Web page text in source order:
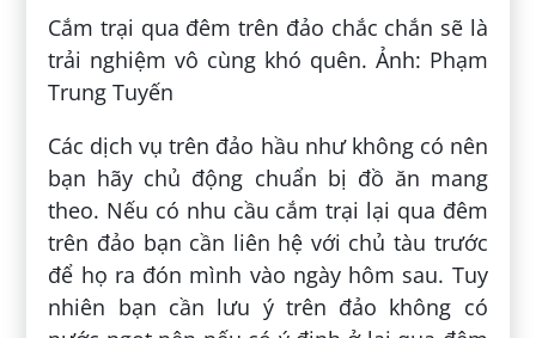
Cắm trại qua đêm trên đảo chắc chắn sẽ là
trải nghiệm vô cùng khó quên. Ảnh: Phạm
Trung Tuyến
Các dịch vụ trên đảo hầu như không có nên
bạn hãy chủ động chuẩn bị đồ ăn mang
theo. Nếu có nhu cầu cắm trại lại qua đêm
trên đảo bạn cần liên hệ với chủ tàu trước
để họ ra đón mình vào ngày hôm sau. Tuy
nhiên bạn cần lưu ý trên đảo không có